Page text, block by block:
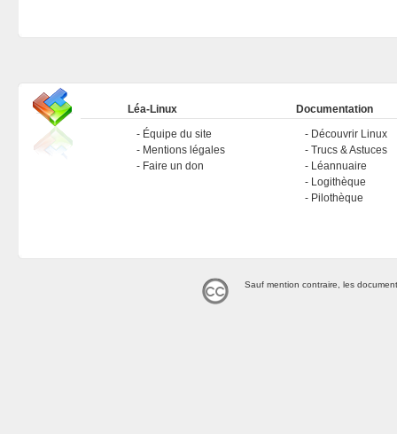
Léa-Linux
Équipe du site
Mentions légales
Faire un don
Documentation
Découvrir Linux
Trucs & Astuces
Léannuaire
Logithèque
Pilothèque
Sauf mention contraire, les